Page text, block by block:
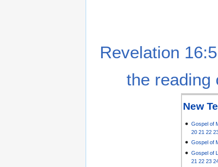
Revelation
the reading
New
Gospel of
20 21 22
Gospel of
Gospel of
21 22 23